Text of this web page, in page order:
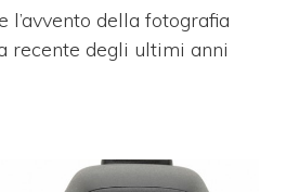
l’avvento della fotografia
recente degli ultimi anni